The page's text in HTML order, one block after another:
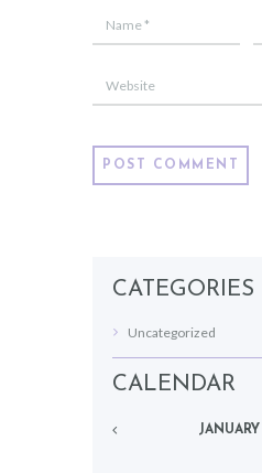
CATEGORIES
Uncategorized
CALENDAR
JANUARY